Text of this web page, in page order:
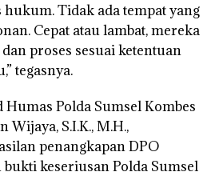
Tidak ada tempat yang
Cepat atau lambat, mereka
proses sesuai ketentuan
tegasnya.
Humas Polda Sumsel Kombes
Wijaya, S.I.K., M.H.,
penangkapan DPO
keseriusan Polda Sumsel